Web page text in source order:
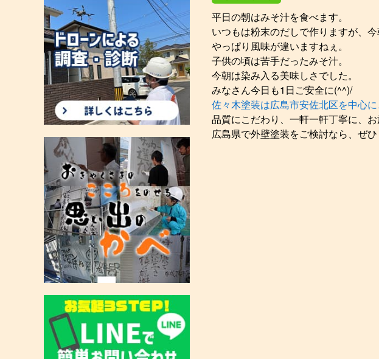
平日の朝はみそ汁を食べます。
いつもは粉末のだしで作りますが、
やっぱり風味が違いますねぇ。
子供の頃は苦手だったみそ汁。
今朝は染み入る美味しさでした。
みなさん今日も1日ご安全に(^^)/
佐々木塗装は広島市安佐北区を中心
品質にこだわり、一軒一軒丁寧に、
広島県で外壁塗装をご検討なら、ぜひ